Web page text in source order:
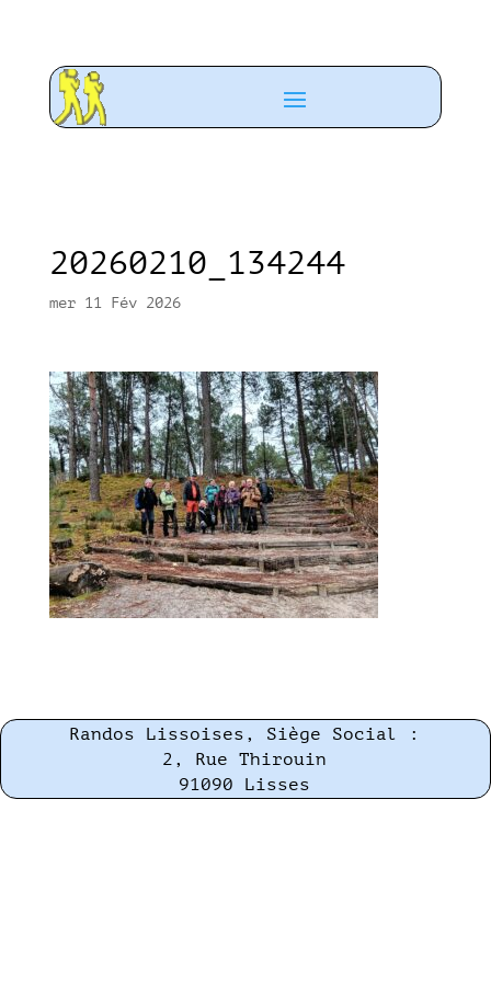
20260210_134244
mer 11 Fév 2026
Randos Lissoises, Siège Social :
2, Rue Thirouin
91090 Lisses